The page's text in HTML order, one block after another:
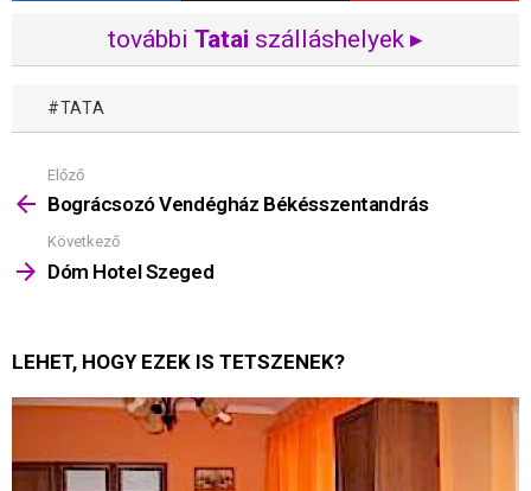
további Tatai szálláshelyek ▸
TATA
Mutass
többet
Előző
Bográcsozó Vendégház Békésszentandrás
Következő
Dóm Hotel Szeged
LEHET, HOGY EZEK IS TETSZENEK?